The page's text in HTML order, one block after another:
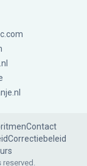
Contact
Correctiebeleid
reserved.